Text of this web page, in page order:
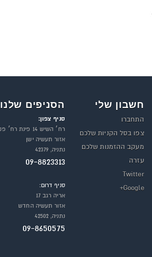
חשבון שלי
התחברו
צפו בסל הקניות שלכם
מעקב ההזמנות שלכם
עזרה
Twitter
Google+
הסניפים שלנו
סניף צפון:
רח׳ השיש 14 פינת רח׳ פנקס
אזור תעשיה ישן
נתניה, 42379
09-8823313
סניף דרום:
אריה רגב 17
אזור תעשיה החדש
נתניה, 42502
09-8650575